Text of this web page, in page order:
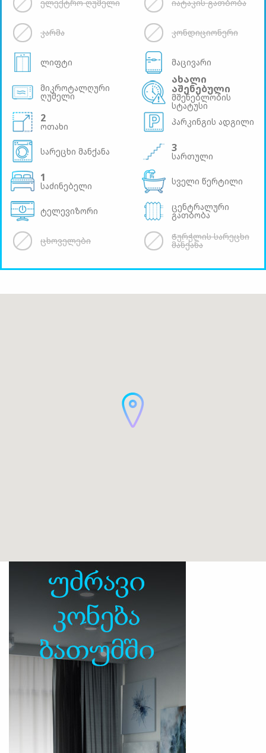
ელექტრო ღუმელი იატაკის გათბობა
კარმა კონდიციონერი
ლიფტი მაცივარი
მიკროტალღური
ღუმელი
ახალი
აშენებული
მშენებლობის
სტატუსი
2
ოთახი პარკინგის ადგილი
სარეცხი მანქანა 3
სართული
1
საძინებელი სველი წერტილი
ტელევიზორი ცენტრალური
გათბობა
ცხოველები Ჭურჭლის სარეცხი
მანქანა